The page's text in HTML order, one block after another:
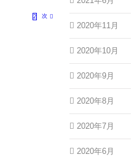
2 次
2020年11月
2020年10月
2020年9月
2020年8月
2020年7月
2020年6月